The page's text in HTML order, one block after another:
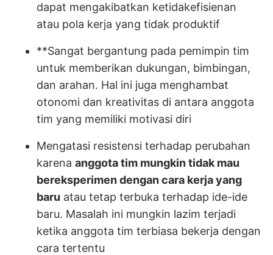
dapat mengakibatkan ketidakefisienan
atau pola kerja yang tidak produktif
**Sangat bergantung pada pemimpin tim
untuk memberikan dukungan, bimbingan,
dan arahan. Hal ini juga menghambat
otonomi dan kreativitas di antara anggota
tim yang memiliki motivasi diri
Mengatasi resistensi terhadap perubahan
karena anggota tim mungkin tidak mau
bereksperimen dengan cara kerja yang
baru atau tetap terbuka terhadap ide-ide
baru. Masalah ini mungkin lazim terjadi
ketika anggota tim terbiasa bekerja dengan
cara tertentu